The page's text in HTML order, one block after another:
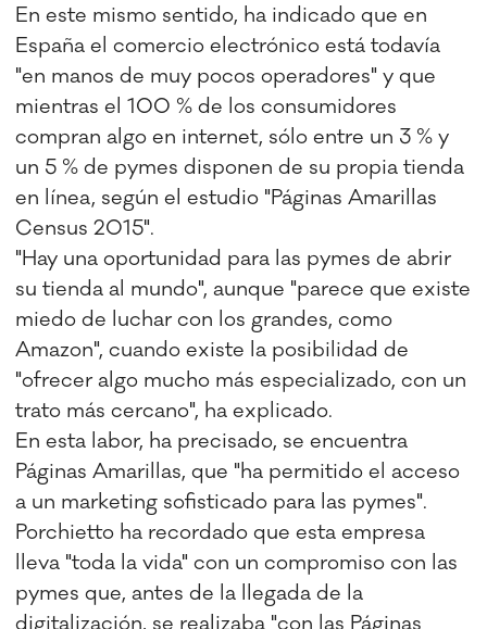
En este mismo sentido, ha indicado que en
España el comercio electrónico está todavía
"en manos de muy pocos operadores" y que
mientras el 100 % de los consumidores
compran algo en internet, sólo entre un 3 % y
un 5 % de pymes disponen de su propia tienda
en línea, según el estudio "Páginas Amarillas
Census 2015".
"Hay una oportunidad para las pymes de abrir
su tienda al mundo", aunque "parece que existe
miedo de luchar con los grandes, como
Amazon", cuando existe la posibilidad de
"ofrecer algo mucho más especializado, con un
trato más cercano", ha explicado.
En esta labor, ha precisado, se encuentra
Páginas Amarillas, que "ha permitido el acceso
a un marketing sofisticado para las pymes".
Porchietto ha recordado que esta empresa
lleva "toda la vida" con un compromiso con las
pymes que, antes de la llegada de la